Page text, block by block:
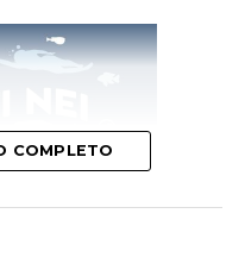
COMPLETO